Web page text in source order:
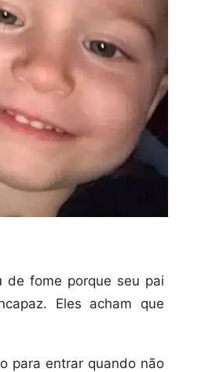
de fome porque seu pai
Eles acham que
para entrar quando não